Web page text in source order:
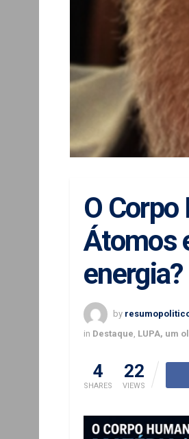
O
Átomos
energia?
by
in Destaque LUPA, um
4
SHARES
22
VIEWS